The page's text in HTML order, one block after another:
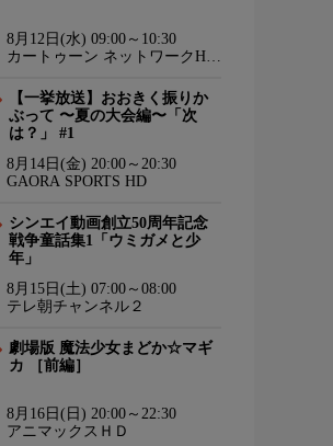
8月12日(水) 09:00～10:30
カートゥーン ネットワークHD
【一挙放送】おおきく振りか
ぶって 〜夏の大会編〜「次
は？」 #1
8月14日(金) 20:00～20:30
GAORA SPORTS HD
シンエイ動画創立50周年記念
戦争童話集1「ウミガメと少
年」
8月15日(土) 07:00～08:00
テレ朝チャンネル２
劇場版 魔法少女まどか☆マギ
カ ［前編］
8月16日(日) 20:00～22:30
アニマックスＨＤ